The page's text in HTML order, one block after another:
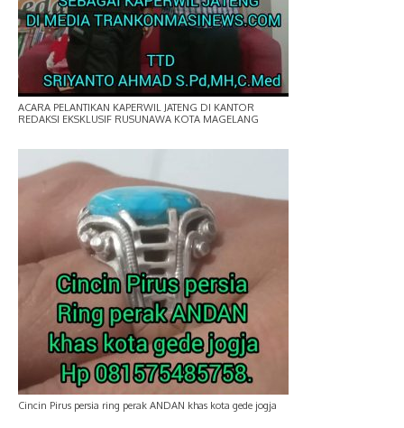
ACARA PELANTIKAN KAPERWIL JATENG DI KANTOR
REDAKSI EKSKLUSIF RUSUNAWA KOTA MAGELANG
Cincin Pirus persia ring perak ANDAN khas kota gede jogja